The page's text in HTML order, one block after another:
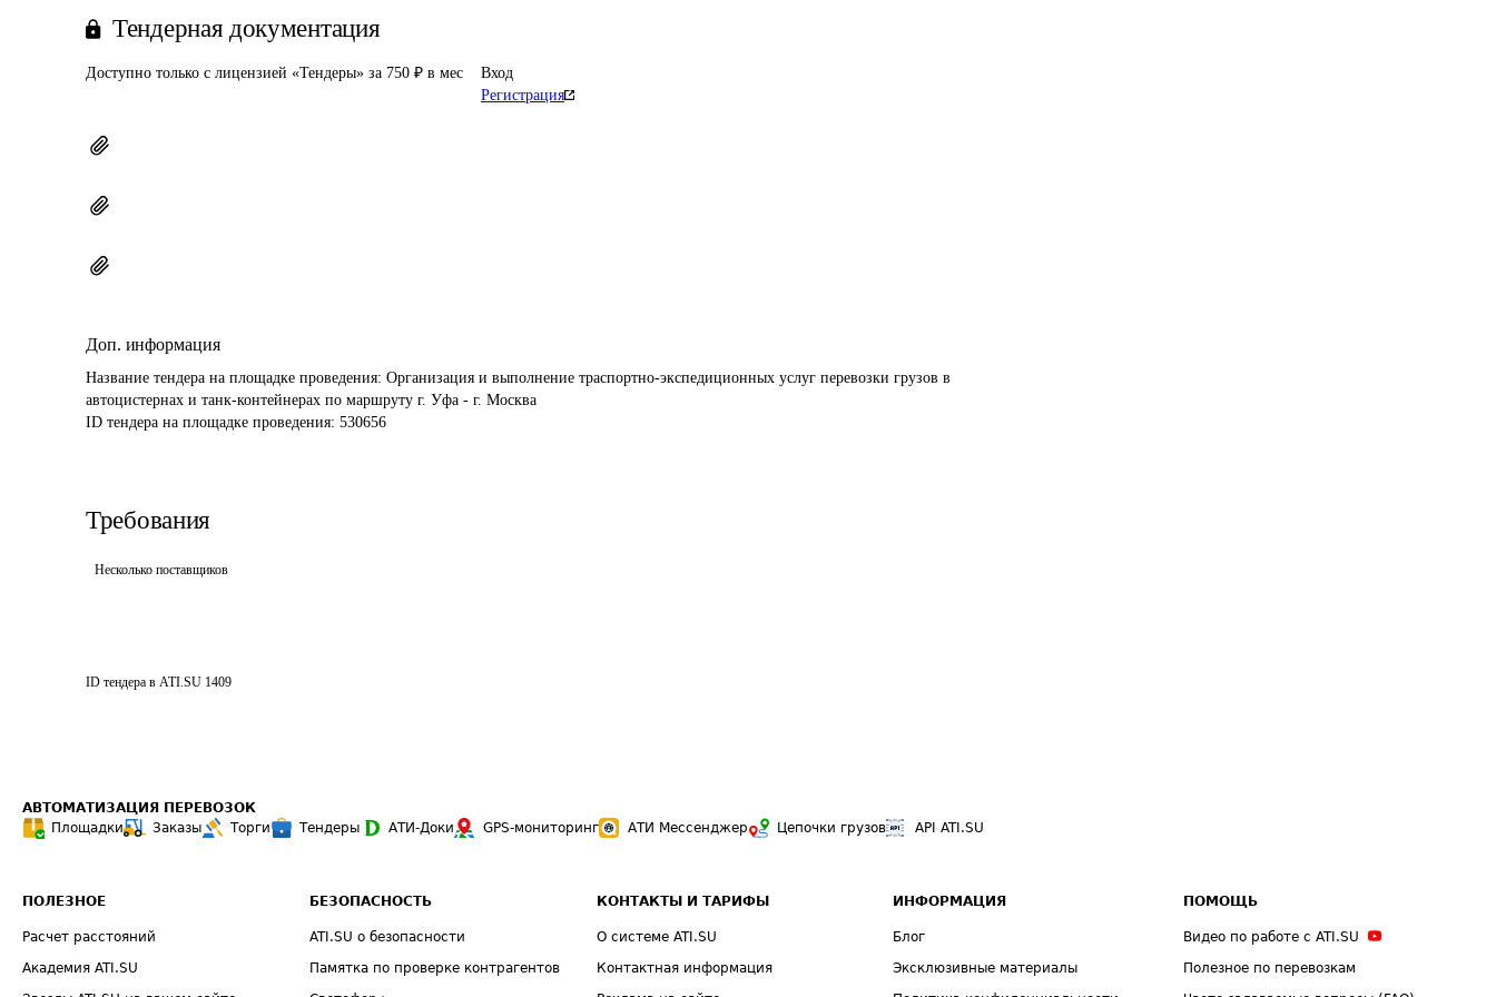
Тендерная документация
Доступно только с лицензией «Тендеры» за 750 ₽ в мес
Вход
Регистрация
Доп. информация
Название тендера на площадке проведения: Организация и выполнение траспортно-экспедиционных услуг перевозки грузов в
автоцистернах и танк-контейнерах по маршруту г. Уфа - г. Москва
ID тендера на площадке проведения: 530656
Требования
Несколько поставщиков
ID тендера в ATI.SU 1409
АВТОМАТИЗАЦИЯ ПЕРЕВОЗОК
Площадки
Заказы Торги Тендеры АТИ-Доки GPS-мониторинг АТИ Мессенджер Цепочки грузов API ATI.SU
ПОЛЕЗНОЕ
Расчет расстояний
Академия ATI.SU
БЕЗОПАСНОСТЬ
ATI.SU о безопасности
Памятка по проверке контрагентов
КОНТАКТЫ И ТАРИФЫ
О системе ATI.SU
Контактная информация
ИНФОРМАЦИЯ
Блог
Эксклюзивные материалы
ПОМОЩЬ
Видео по работе с ATI.SU
Полезное по перевозкам